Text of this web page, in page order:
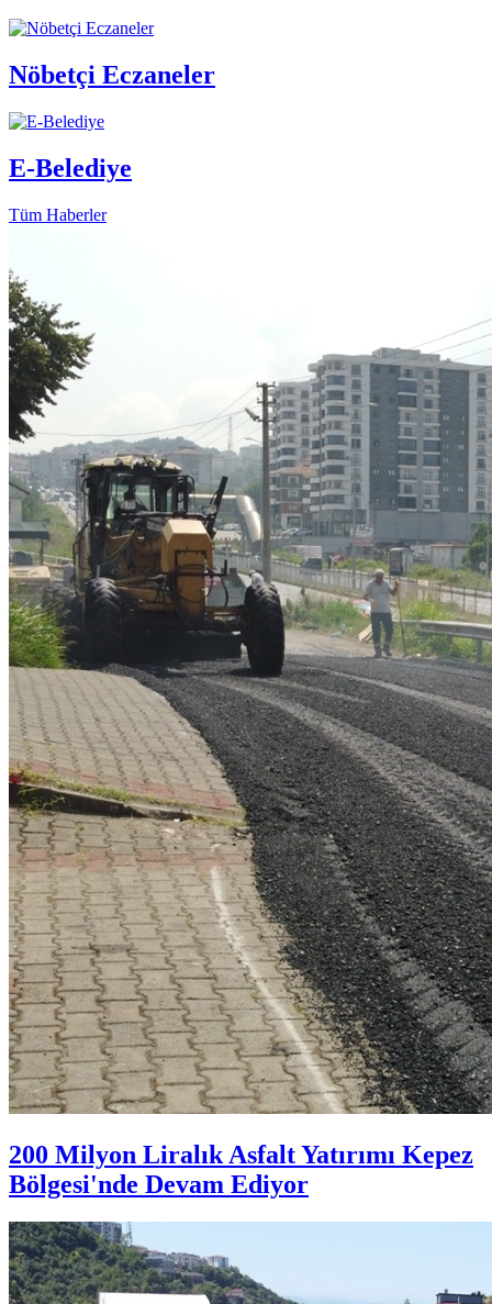
Nöbetçi Eczaneler
E-Belediye
Tüm Haberler
200 Milyon Liralık Asfalt Yatırımı Kepez
Bölgesi'nde Devam Ediyor